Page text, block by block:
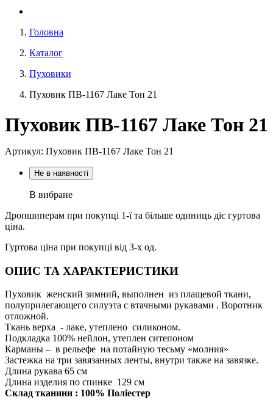
Головна
Каталог
Пуховики
Пуховик ПВ-1167 Лаке Тон 21
Пуховик ПВ-1167 Лаке Тон 21
Артикул: Пуховик ПВ-1167 Лаке Тон 21
Не в наявності
В вибране
Дропшиперам при покупці 1-ї та більше одиниць діє гуртова
ціна.
Гуртова ціна при покупці від 3-х од.
ОПИС ТА ХАРАКТЕРИСТИКИ
Пуховик женский зимний, выполнен из плащевой ткани,
полуприлегающего силуэта с втачными рукавами . Воротник
отложной.
Ткань верха - лаке, утеплено силиконом.
Подкладка 100% нейлон, утеплен ситепоном
Карманы – в рельефе на потайную тесьму «молния»
Застежка на три завязанных ленты, внутри также на завязке.
Длина рукава 65 см
Длина изделия по спинке 129 см
Склад тканини : 100% Поліестер